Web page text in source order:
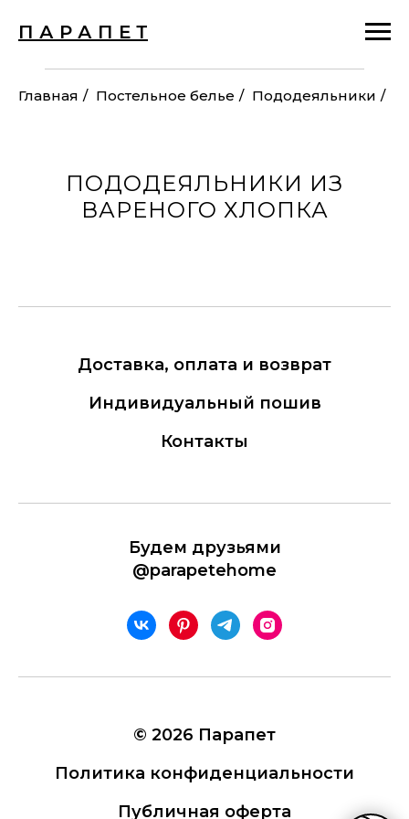
П А Р А П Е Т
Главная / Постельное белье / Пододеяльники /
ПОДОДЕЯЛЬНИКИ ИЗ
ВАРЕНОГО ХЛОПКА
Доставка, оплата и возврат
Индивидуальный пошив
Контакты
Будем друзьями
@parapetehome
© 2026 Парапет
Политика конфиденциальности
Публичная оферта